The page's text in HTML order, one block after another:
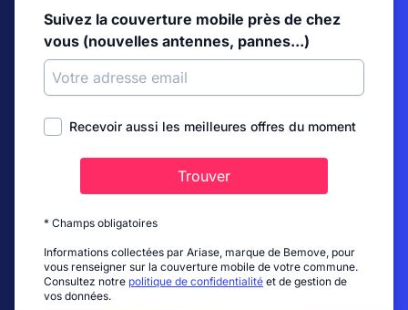
Suivez la couverture mobile près de chez
vous (nouvelles antennes, pannes...)
Recevoir aussi les meilleures offres du moment
Trouver
* Champs obligatoires
Informations collectées par Ariase, marque de Bemove, pour
vous renseigner sur la couverture mobile de votre commune.
Consultez notre politique de confidentialité et de gestion de
vos données.